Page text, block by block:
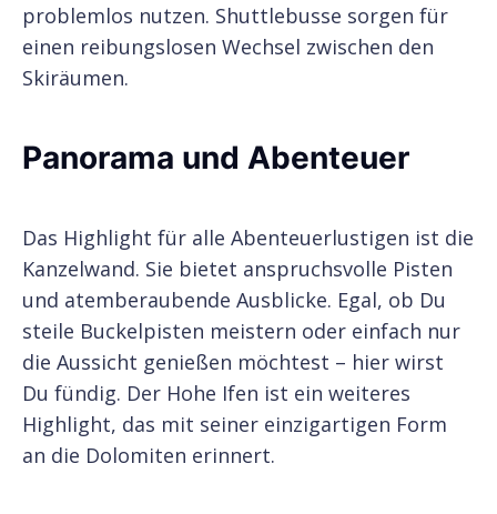
problemlos nutzen. Shuttlebusse sorgen für
einen reibungslosen Wechsel zwischen den
Skiräumen.
Panorama und Abenteuer
Das Highlight für alle Abenteuerlustigen ist die
Kanzelwand. Sie bietet anspruchsvolle Pisten
und atemberaubende Ausblicke. Egal, ob Du
steile Buckelpisten meistern oder einfach nur
die Aussicht genießen möchtest – hier wirst
Du fündig. Der Hohe Ifen ist ein weiteres
Highlight, das mit seiner einzigartigen Form
an die Dolomiten erinnert.